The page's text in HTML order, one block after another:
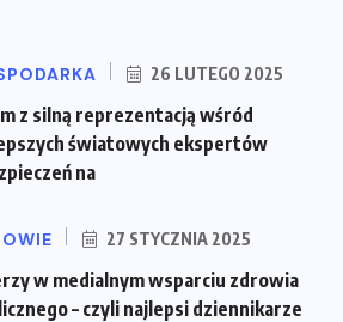
26 LUTEGO 2025
z silną reprezentacją wśród
światowych ekspertów
na
27 STYCZNIA 2025
w medialnym wsparciu zdrowia
– czyli najlepsi dziennikarze